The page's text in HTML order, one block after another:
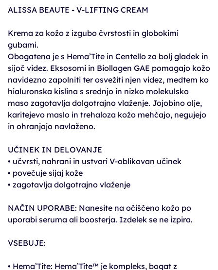
ALISSA BEAUTE - V-LIFTING CREAM
Krema za kožo z izgubo čvrstosti in globokimi
gubami.
Obogatena je s Hema’Tite in Centello za bolj gladek in
sijoč videz. Eksosomi in Biollagen GAE pomagajo kožo
navidezno zapolniti ter osvežiti njen videz, medtem ko
hialuronska kislina s srednjo in nizko molekulsko
maso zagotavlja dolgotrajno vlaženje. Jojobino olje,
karitejevo maslo in trehaloza kožo mehčajo, negujejo
in ohranjajo navlaženo.
UČINEK IN DELOVANJE
• učvrsti, nahrani in ustvari V-oblikovan učinek
• povečuje sijaj kože
• zagotavlja dolgotrajno vlaženje
NAČIN UPORABE: Nanesite na očiščeno kožo po
uporabi seruma ali boosterja. Izdelek se ne izpira.
VSEBUJE:
• Hema’Tite: Hema’Tîte™ je kompleks, bogat z